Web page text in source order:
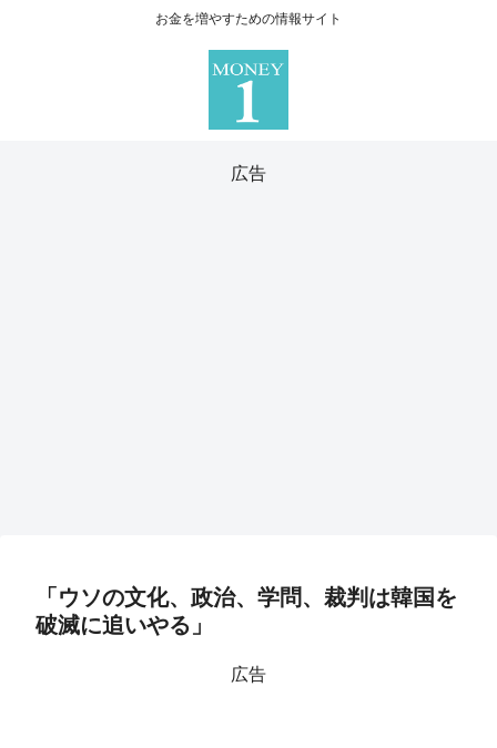
お金を増やすための情報サイト
広告
「ウソの文化、政治、学問、裁判は韓国を
破滅に追いやる」
広告